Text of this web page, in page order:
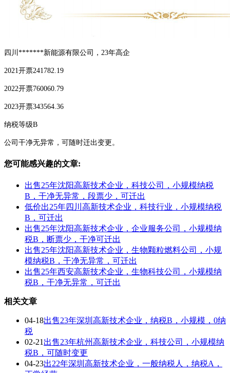
四川*******新能源有限公司，23年高企
2021开票241782.19
2022开票760060.79
2023开票343564.36
纳税等级B
公司干净无异常，可随时迁出变更。
您可能感兴趣的文章:
出售25年沈阳高新技术企业，科技公司，小规模纳税
B，干净无异常，段票少，可迁出
低价出25年四川高新技术企业，科技行业，小规模纳税
B，可迁出
出售25年沈阳高新技术企业，企业服务公司，小规模纳
税B，断票少，干净可迁出
出售25年沈阳高新技术企业，生物颗粒燃料公司，小规
模纳税B，干净无异常，可迁出
出售25年西安高新技术企业，生物科技公司，小规模纳
税B，干净无异常，可迁出
相关文章
04-18出售23年深圳高新技术企业，纳税B，小规模，0纳
税
02-21 出售23年杭州高新技术企业，科技公司，小规模纳
税B，可随时变更
04-23出22年深圳高新技术企业，一般纳税人，纳税A，